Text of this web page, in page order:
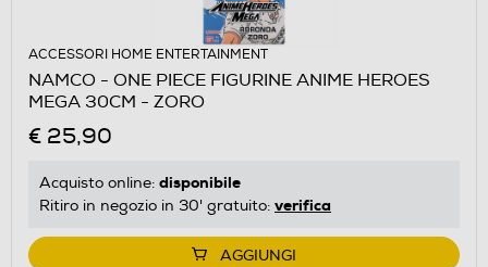
ACCESSORI HOME ENTERTAINMENT
NAMCO - ONE PIECE FIGURINE ANIME HEROES
MEGA 30CM - ZORO
€ 25,90
Acquisto online: disponibile
Ritiro in negozio in 30' gratuito: verifica
AGGIUNGI